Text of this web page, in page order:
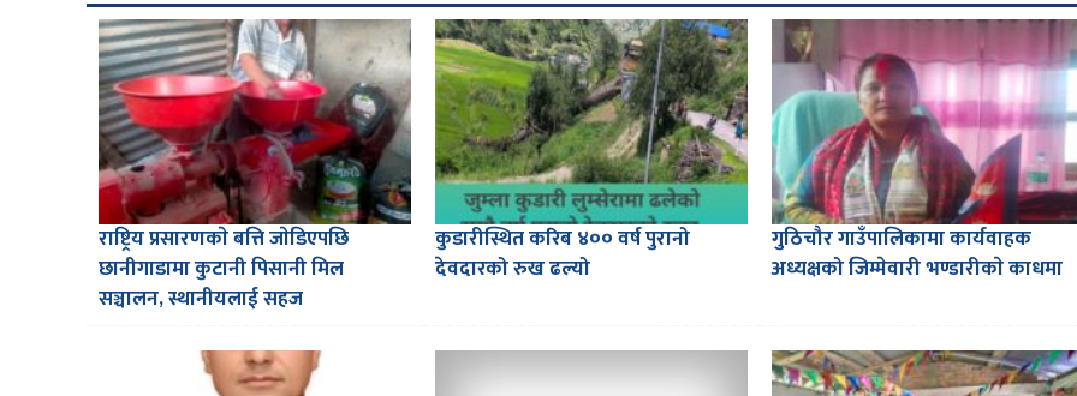
राष्ट्रिय प्रसारणकाे बत्ति जाेडिएपछि
छानीगाडामा कुटानी पिसानी मिल
सञ्चालन, स्थानीयलाई सहज
कुडारीस्थित करिब ४०० वर्ष पुरानो
देवदारको रुख ढल्यो
गुठिचौर गाउँपालिकामा कार्यवाहक
अध्यक्षको जिम्मेवारी भण्डारीकाे काधमा